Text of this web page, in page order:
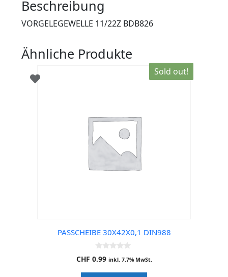
Beschreibung
VORGELEGEWELLE 11/22Z BDB826
Ähnliche Produkte
Sold out!
PASSCHEIBE 30X42X0,1 DIN988
0
o
CHF 0.99 inkl. 7.7% MwSt.